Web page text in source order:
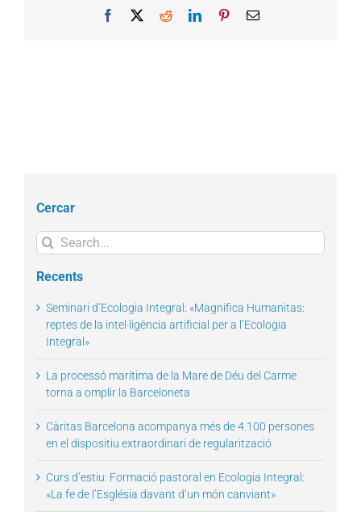
Facebook RedditLinkedInPinterestEmail
Cercar
Search
for:
Recents
Seminari d’Ecologia Integral: «Magnifica Humanitas:
reptes de la intel·ligència artificial per a l’Ecologia
Integral»
La processó marítima de la Mare de Déu del Carme
torna a omplir la Barceloneta
Càritas Barcelona acompanya més de 4.100 persones
en el dispositiu extraordinari de regularització
Curs d’estiu: Formació pastoral en Ecologia Integral:
«La fe de l’Església davant d’un món canviant»